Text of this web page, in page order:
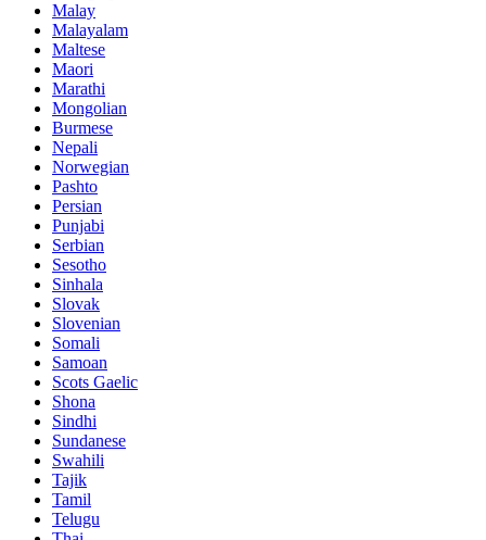
Malay
Malayalam
Maltese
Maori
Marathi
Mongolian
Burmese
Nepali
Norwegian
Pashto
Persian
Punjabi
Serbian
Sesotho
Sinhala
Slovak
Slovenian
Somali
Samoan
Scots Gaelic
Shona
Sindhi
Sundanese
Swahili
Tajik
Tamil
Telugu